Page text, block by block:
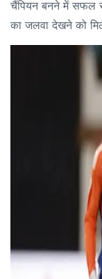
चैंपियन बनने में सफल
का जलवा देखने को